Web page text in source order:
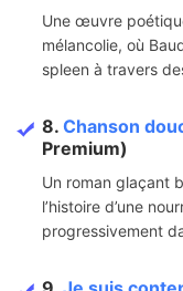
Une œuvre
mélancolie, où
spleen à travers
8. Chanson
Premium)
Un roman glaçant
l’histoire d’une
progressivement